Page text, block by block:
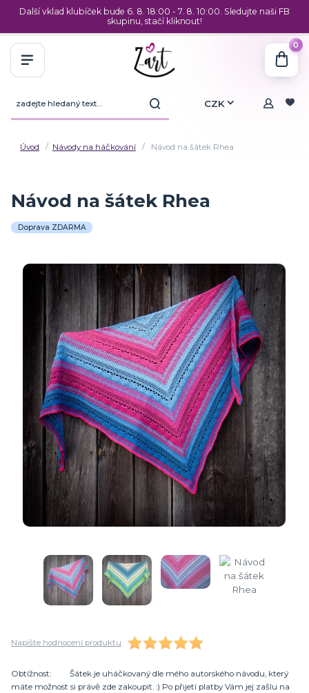
Další vklad klubíček bude 6. 8. 18:00 - 7. 8. 10:00. Sledujte naši FB
skupinu, stačí kliknout!
CZK
0
Úvod Návody na háčkování Návod na šátek Rhea
Návod na šátek Rhea
Doprava ZDARMA
Napište hodnocení produktu
Obtížnost: Šátek je uháčkovaný dle mého autorského návodu, který
máte možnost si právě zde zakoupit. :) Po přijetí platby Vám jej zašlu na